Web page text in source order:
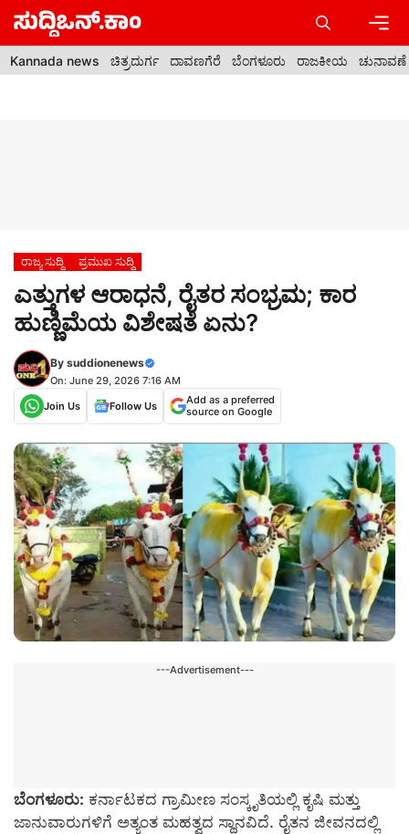
Skip
content
Kannada news ಚಿತ್ರದುರ್ಗ ದಾವಣಗೆರೆ ಬೆಂಗಳೂರು ರಾಜಕೀಯ ಚುನಾವಣೆ
ರಾಜ್ಯ ಸುದ್ದಿ ಪ್ರಮುಖ ಸುದ್ದಿ
ಎತ್ತುಗಳ ಆರಾಧನೆ, ರೈತರ ಸಂಭ್ರಮ; ಕಾರ
ಹುಣ್ಣಿಮೆಯ ವಿಶೇಷತೆ ಏನು?
By suddionenews
On: June 29, 2026 7:16 AM
Join Us
Follow Us
Add as a preferred
source on Google
---Advertisement---
ಬೆಂಗಳೂರು: ಕರ್ನಾಟಕದ ಗ್ರಾಮೀಣ ಸಂಸ್ಕೃತಿಯಲ್ಲಿ ಕೃಷಿ ಮತ್ತು
ಜಾನುವಾರುಗಳಿಗೆ ಅತ್ಯಂತ ಮಹತ್ವದ ಸ್ಥಾನವಿದೆ. ರೈತನ ಜೀವನದಲ್ಲಿ